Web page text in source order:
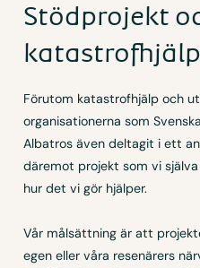
Stödprojekt
katastrofhjälp
Förutom katastrofhjälp och
organisationerna som
Albatros även deltagit i ett
däremot projekt som vi
hur det vi gör hjälper.
Vår målsättning är att
egen eller våra resenärers